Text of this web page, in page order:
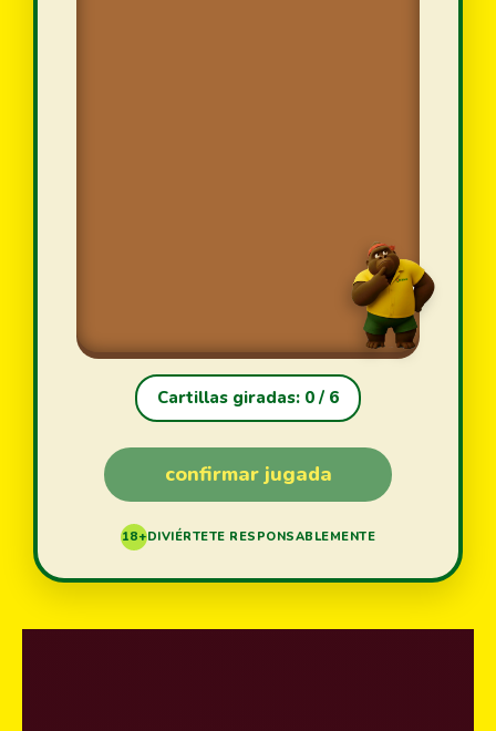
Cartillas giradas: 0 / 6
confirmar jugada
18+DIVIÉRTETE RESPONSABLEMENTE